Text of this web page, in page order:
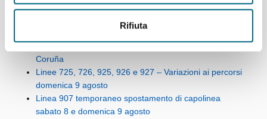
Rifiuta
Articoli recenti
Linee AMT per l’incontro di calcio Genoa – Deportivo La
Coruña
Linee 725, 726, 925, 926 e 927 – Variazioni ai percorsi
domenica 9 agosto
Linea 907 temporaneo spostamento di capolinea
sabato 8 e domenica 9 agosto